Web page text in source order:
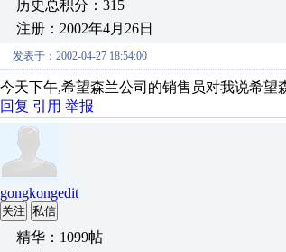
历史总积分：315
注册：2002年4月26日
发表于：2002-04-27 18:54:00
今天下午,希望森兰公司的销售员对我说希望
回复 引用 举报
gongkongedit
关注 私信
精华：1099帖